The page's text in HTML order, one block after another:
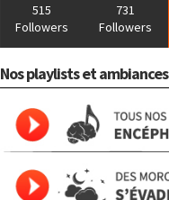
515
Followers
731
Followers
Nos playlists et ambiances